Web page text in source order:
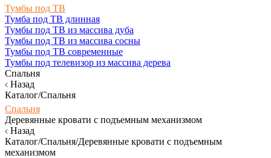
Тумбы под ТВ
Тумба под ТВ длинная
Тумбы под ТВ из массива дуба
Тумбы под ТВ из массива сосны
Тумбы под ТВ современные
Тумбы под телевизор из массива дерева
Спальня
Назад
Каталог/Спальня
Спальня
Деревянные кровати с подъемным механизмом
Назад
Каталог/Спальня/Деревянные кровати с подъемным
механизмом